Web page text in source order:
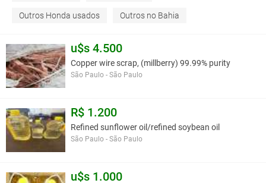
Outros Honda usados Outros no Bahia
u$s 4.500
Copper wire scrap, (millberry) 99.99% purity
São Paulo - São Paulo
R$ 1.200
Refined sunflower oil/refined soybean oil
São Paulo - São Paulo
u$s 1.000